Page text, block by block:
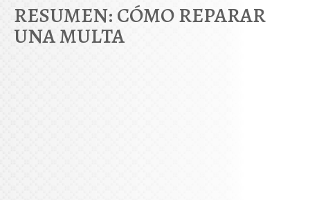
RESUMEN: CÓMO REPARAR
UNA MULTA